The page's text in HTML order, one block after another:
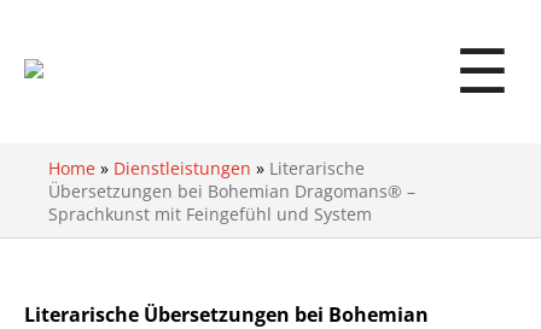
☰
Home » Dienstleistungen » Literarische
Übersetzungen bei Bohemian Dragomans® –
Sprachkunst mit Feingefühl und System
Literarische Übersetzungen bei Bohemian